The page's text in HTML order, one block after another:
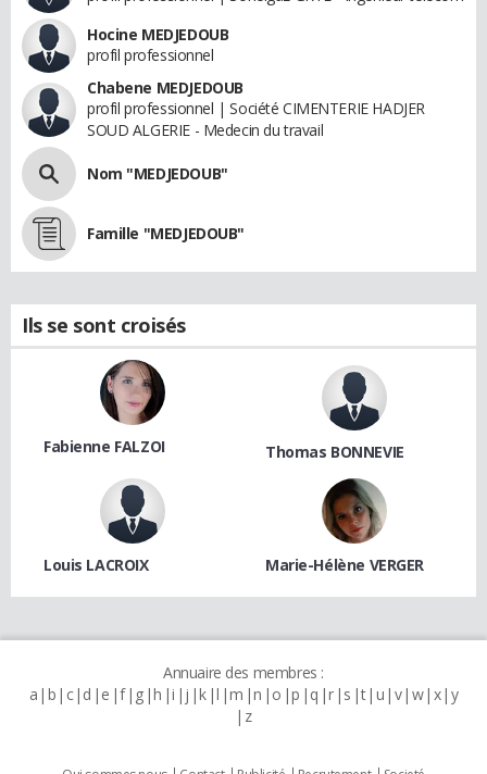
Hocine MEDJEDOUB
profil professionnel
Chabene MEDJEDOUB
profil professionnel | Société CIMENTERIE HADJER
SOUD ALGERIE - Medecin du travail
Nom "MEDJEDOUB"
Famille "MEDJEDOUB"
Ils se sont croisés
Fabienne FALZOI Thomas BONNEVIE
Louis LACROIX Marie-Hélène VERGER
Annuaire des membres :
a b c d e f g h i j k l m n o p q r s t u v w x y
z